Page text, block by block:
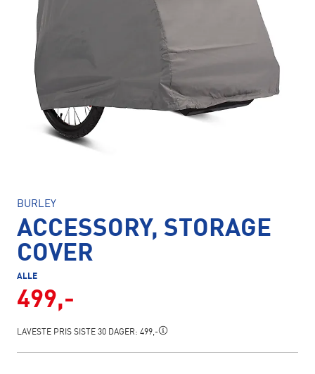
BURLEY
ACCESSORY, STORAGE
COVER
ALLE
499,-
LAVESTE PRIS SISTE 30 DAGER: 499,-